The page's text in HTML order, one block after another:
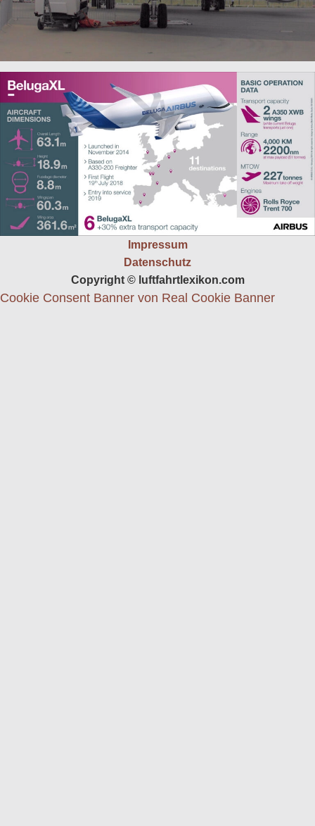
Impressum
Datenschutz
Copyright © luftfahrtlexikon.com
Cookie Consent Banner von Real Cookie Banner